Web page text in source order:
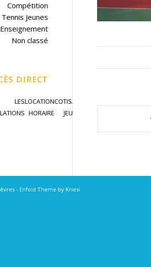
Compétition
Jeunes
Enseignement
Non classé
DIRECT
LESLOCATION
HORAIRE
COTISATION
JEU LIBRE
- Enfold Theme by Kriesi